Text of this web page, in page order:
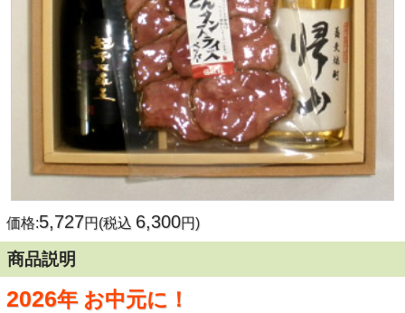
価格:5,727円(税込 6,300円)
商品説明
2026年 お中元に！